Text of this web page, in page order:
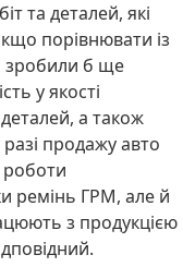
та деталей, які
порівнювати із
зробили б ще
у якості
а також
продажу авто
роботи
ремінь ГРМ, але й
з продукцією